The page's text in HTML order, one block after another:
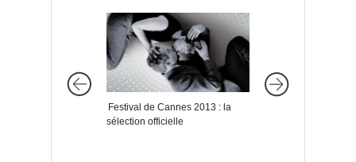
Festival de Cannes 2013 : la
sélection officielle